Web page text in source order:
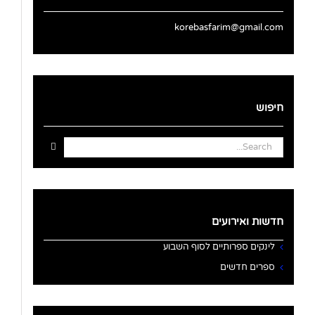
korebasfarim@gmail.com
חיפוש
Search
for:
חדשות ואירועים
לינקים ספרותיים לסוף השבוע
ספרים חדשים